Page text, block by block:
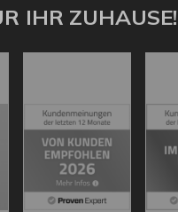
IHR ZUHAUSE!